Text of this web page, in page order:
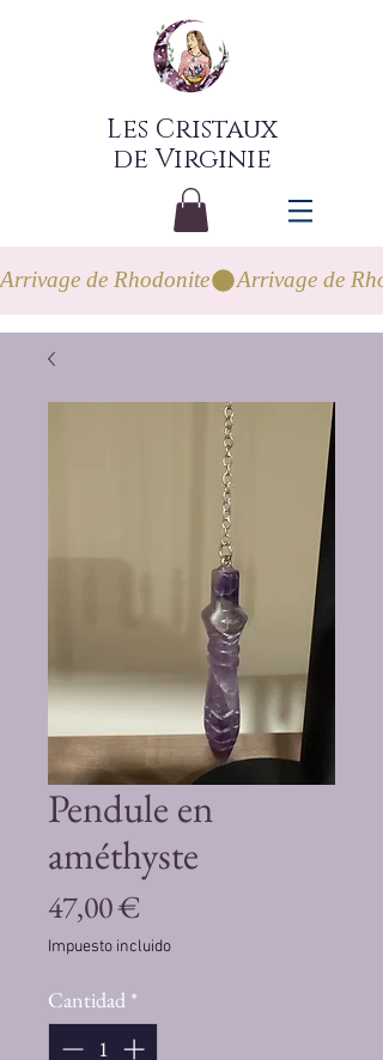
Les Cristaux
de Virginie
Arrivage de Rhodonite
Pendule en
améthyste
47,00 €Precio
Impuesto incluido
Cantidad *